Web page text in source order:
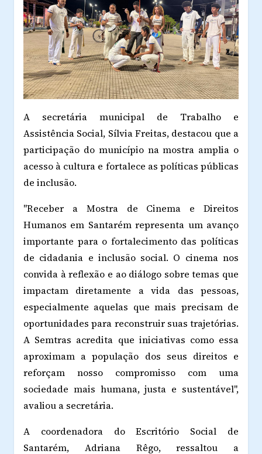
A secretária municipal de Trabalho e
Assistência Social, Sílvia Freitas, destacou que a
participação do município na mostra amplia o
acesso à cultura e fortalece as políticas públicas
de inclusão.
"Receber a Mostra de Cinema e Direitos
Humanos em Santarém representa um avanço
importante para o fortalecimento das políticas
de cidadania e inclusão social. O cinema nos
convida à reflexão e ao diálogo sobre temas que
impactam diretamente a vida das pessoas,
especialmente aquelas que mais precisam de
oportunidades para reconstruir suas trajetórias.
A Semtras acredita que iniciativas como essa
aproximam a população dos seus direitos e
reforçam nosso compromisso com uma
sociedade mais humana, justa e sustentável",
avaliou a secretária.
A coordenadora do Escritório Social de
Santarém, Adriana Rêgo, ressaltou a